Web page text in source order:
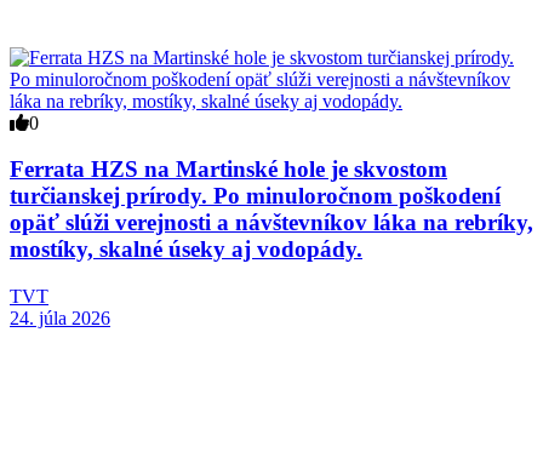
0
Ferrata HZS na Martinské hole je skvostom
turčianskej prírody. Po minuloročnom poškodení
opäť slúži verejnosti a návštevníkov láka na rebríky,
mostíky, skalné úseky aj vodopády.
TVT
24. júla 2026